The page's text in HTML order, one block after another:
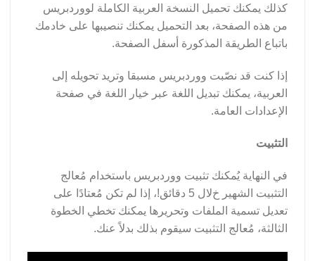
كذلك يمكنك تحميل النسخة العربية الكاملة لووردبريس
من هذه الصفحة، بعد التحميل يمكنك تنصيبها على خادمك
باتباع الطريقة المذكورة أسفل الصفحة.
إذا كنت قد نصّبت ووردبريس مسبقا وتريد تحويله إلى
العربية، يمكنك تبديل اللغة عبر خيار اللغة في صفحة
الإعدادات العامة.
التثبيت
في النهاية يُمكنك تثبيت ووردبريس باستخدام مُعالج
التثبيت الشهير خﻻل 5 دقائق!، إذا لم تكن مُعتادًا على
تعديل تسمية الملفات وتحريرها يمكنك تخطي الخطوة
الثالثة، مُعالج التثبيت سيقوم بذلك بدﻻً عنك.